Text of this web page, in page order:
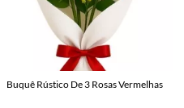
Buquê Rústico De 3 Rosas Vermelhas